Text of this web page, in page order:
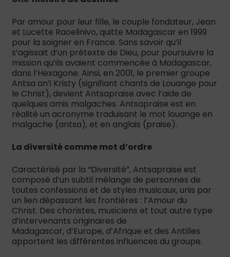
Par amour pour leur fille, le couple fondateur, Jean
et Lucette Raoelinivo, quitte Madagascar en 1999
pour la soigner en France. Sans savoir qu’il
s’agissait d’un prétexte de Dieu, pour poursuivre la
mission qu’ils avaient commencée à Madagascar,
dans l’Hexagone. Ainsi, en 2001, le premier groupe
Antsa an’i Kristy (signifiant chants de Louange pour
le Christ), devient Antsapraise avec l’aide de
quelques amis malgaches. Antsapraise est en
réalité un acronyme traduisant le mot louange en
malgache (antsa), et en anglais (praise).
La diversité comme mot d’ordre
Caractérisé par la “Diversité”, Antsapraise est
composé d’un subtil mélange de personnes de
toutes confessions et de styles musicaux, unis par
un lien dépassant les frontières : l’Amour du
Christ. Des choristes, musiciens et tout autre type
d’intervenants originaires de
Madagascar, d’Europe, d’Afrique et des Antilles
apportent les différentes influences du groupe.